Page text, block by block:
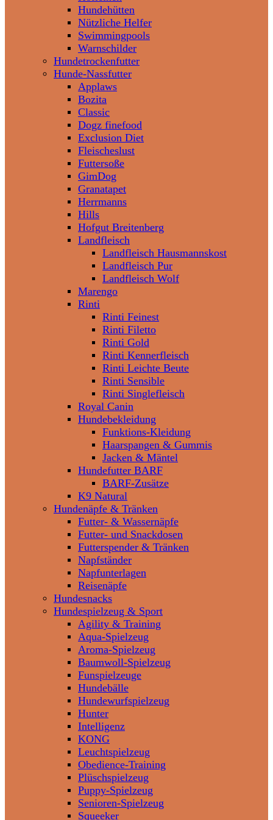
Hundehütten
Nützliche Helfer
Swimmingpools
Warnschilder
Hundetrockenfutter
Hunde-Nassfutter
Applaws
Bozita
Classic
Dogz finefood
Exclusion Diet
Fleischeslust
Futtersoße
GimDog
Granatapet
Herrmanns
Hills
Hofgut Breitenberg
Landfleisch
Landfleisch Hausmannskost
Landfleisch Pur
Landfleisch Wolf
Marengo
Rinti
Rinti Feinest
Rinti Filetto
Rinti Gold
Rinti Kennerfleisch
Rinti Leichte Beute
Rinti Sensible
Rinti Singlefleisch
Royal Canin
Hundebekleidung
Funktions-Kleidung
Haarspangen & Gummis
Jacken & Mäntel
Hundefutter BARF
BARF-Zusätze
K9 Natural
Hundenäpfe & Tränken
Futter- & Wassernäpfe
Futter- und Snackdosen
Futterspender & Tränken
Napfständer
Napfunterlagen
Reisenäpfe
Hundesnacks
Hundespielzeug & Sport
Agility & Training
Aqua-Spielzeug
Aroma-Spielzeug
Baumwoll-Spielzeug
Funspielzeuge
Hundebälle
Hundewurfspielzeug
Hunter
Intelligenz
KONG
Leuchtspielzeug
Obedience-Training
Plüschspielzeug
Puppy-Spielzeug
Senioren-Spielzeug
Squeeker